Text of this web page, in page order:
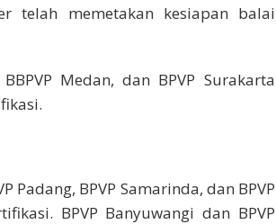
telah memetakan kesiapan balai
Medan, dan BPVP Surakarta
Padang, BPVP Samarinda, dan BPVP
BPVP Banyuwangi dan BPVP